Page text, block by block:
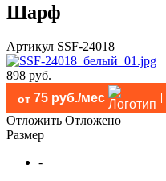
Шарф
Артикул SSF-24018
898 руб.
от 75 руб./мес
Отложить Отложено
Размер
-